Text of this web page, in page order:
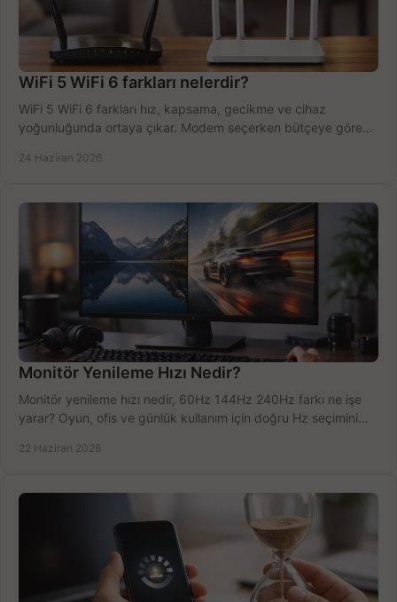
WiFi 5 WiFi 6 farkları nelerdir?
WiFi 5 WiFi 6 farkları hız, kapsama, gecikme ve cihaz
yoğunluğunda ortaya çıkar. Modem seçerken bütçeye göre
24 Haziran 2026
Monitör Yenileme Hızı Nedir?
Monitör yenileme hızı nedir, 60Hz 144Hz 240Hz farkı ne işe
yarar? Oyun, ofis ve günlük kullanım için doğru Hz seçimini
22 Haziran 2026